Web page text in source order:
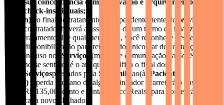
check-ins virtuais;
h)
ao final do tratamento, independentemente do
Serviço
contratado, haverá a assinatura de um termo de finalização de
tratamento. De qualquer forma, você reconhece desde já que a
disponibilização para retirada do único par de contenção
incluso nos Serviços
(mediante comunicação da SouSmile
nesse sentido) é o ato que significa o final dos
Serviçosprestados pela SouSmile ao(à) Paciente
i)
a perda ou dano de algum alinhador acarretará o custo de
R$ 135,00 (cento e trinta e cinco Reais) para confecção de
cada novo alinhador.